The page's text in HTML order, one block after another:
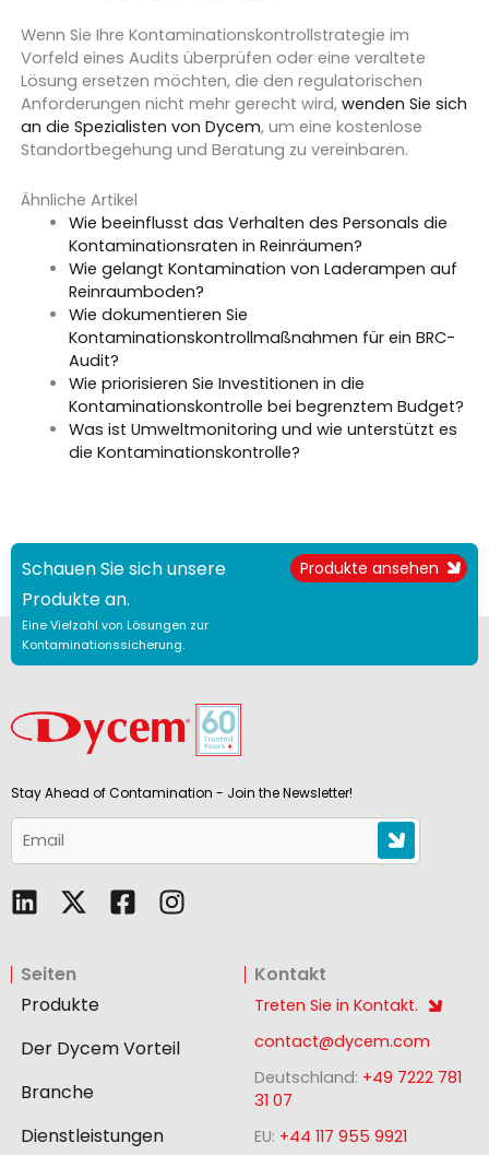
Wenn Sie Ihre Kontaminationskontrollstrategie im
Vorfeld eines Audits überprüfen oder eine veraltete
Lösung ersetzen möchten, die den regulatorischen
Anforderungen nicht mehr gerecht wird, wenden Sie sich
an die Spezialisten von Dycem, um eine kostenlose
Standortbegehung und Beratung zu vereinbaren.
Ähnliche Artikel
Wie beeinflusst das Verhalten des Personals die
Kontaminationsraten in Reinräumen?
Wie gelangt Kontamination von Laderampen auf
Reinraumboden?
Wie dokumentieren Sie
Kontaminationskontrollmaßnahmen für ein BRC-
Audit?
Wie priorisieren Sie Investitionen in die
Kontaminationskontrolle bei begrenztem Budget?
Was ist Umweltmonitoring und wie unterstützt es
die Kontaminationskontrolle?
Schauen Sie sich unsere
Produkte an.
Eine Vielzahl von Lösungen zur
Kontaminationssicherung.
Produkte ansehen
Stay Ahead of Contamination - Join the Newsletter!
L
k
e
d
i
n
F
o
o
s
I
g
r
Seiten
Produkte
Der Dycem Vorteil
Branche
Dienstleistungen
Kontakt
Treten Sie in Kontakt.
contact@dycem.com
Deutschland: +49 7222 781
31 07
EU: +44 117 955 9921